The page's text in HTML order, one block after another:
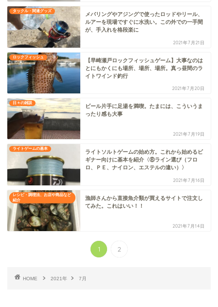
タックル・関連グッズ
メバリングやアジングで使ったロッドやリール、
ルアーを現場ですぐに水洗い。この外での一手間
が、手入れを格段楽に
2021年7月21日
ロックフィッシュ
【早崎瀬戸ロックフィッシュゲーム】大事なのは
とにもかくにも場所、場所、場所。真っ昼間のラ
イトワインド釣行
2021年7月20日
日々の雑談
ビール片手に足湯を満喫。たまには、こういうま
ったり感も大事
2021年7月19日
ライトゲームの基本
ライトソルトゲームの始め方。これから始めるビ
ギナー向けに基本を紹介〈⑧ライン選び（フロ
ロ、ＰＥ、ナイロン、エステルの違い）〉
2021年7月16日
レシピ・調理法、お店や商品など
紹介
漁師さんから直接魚介類が買えるサイトで注文し
てみた。これはいい！！
2021年7月14日
1 2
HOME 2021年 7月